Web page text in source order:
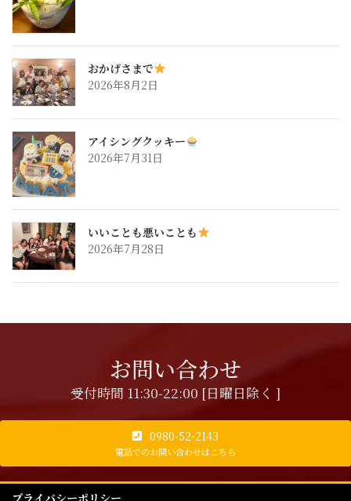
おかげさまで
2026年8月2日
アイシングクッキー
2026年7月31日
いいことも悪いことも
2026年7月28日
お問い合わせ
受付時間 11:30-22:00 [日曜日除く ]
0980-52-2143
電話でのお問い合わせはこちら